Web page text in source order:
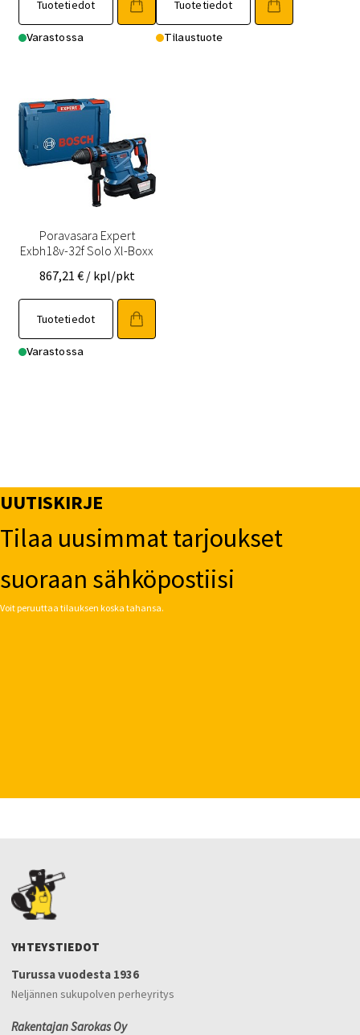
Tuotetiedot
Varastossa
Tuotetiedot
Tilaustuote
Poravasara Expert
Exbh18v-32f Solo Xl-Boxx
867,21 € / kpl/pkt
Tuotetiedot
Varastossa
UUTISKIRJE
Tilaa uusimmat tarjoukset
suoraan sähköpostiisi
Voit peruuttaa tilauksen koska tahansa.
YHTEYSTIEDOT
Turussa vuodesta 1936
Neljännen sukupolven perheyritys
Rakentajan Sarokas Oy